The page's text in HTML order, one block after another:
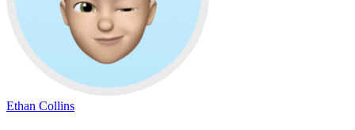
Ethan Collins